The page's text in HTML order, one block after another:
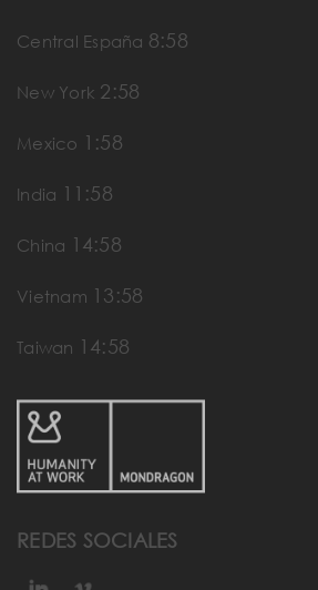
Central España 8:58
New York 2:58
Mexico 1:58
India 11:58
China 14:58
Vietnam 13:58
Taiwan 14:58
REDES SOCIALES